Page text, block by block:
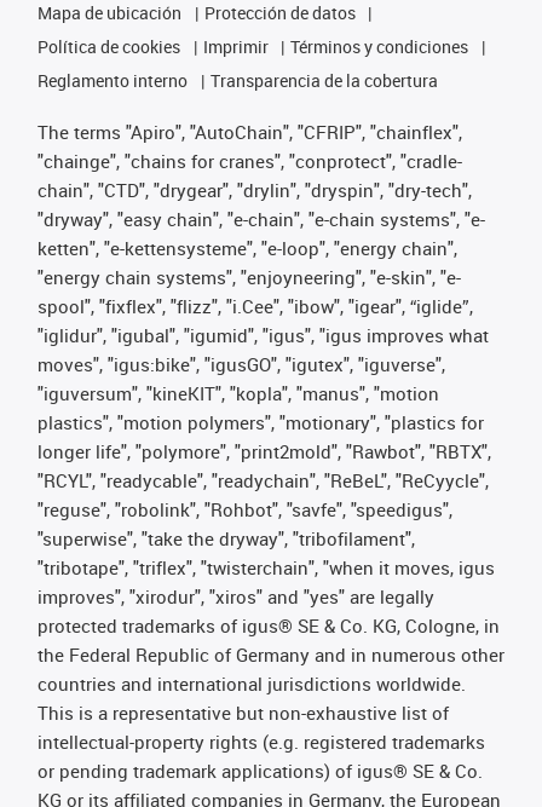
Mapa de ubicación
Protección de datos
Política de cookies
Imprimir
Términos y condiciones
Reglamento interno
Transparencia de la cobertura
The terms "Apiro", "AutoChain", "CFRIP", "chainflex",
"chainge", "chains for cranes", "conprotect", "cradle-
chain", "CTD", "drygear", "drylin", "dryspin", "dry-tech",
"dryway", "easy chain", "e-chain", "e-chain systems", "e-
ketten", "e-kettensysteme", "e-loop", "energy chain",
"energy chain systems", "enjoyneering", "e-skin", "e-
spool", "fixflex", "flizz", "i.Cee", "ibow", "igear", “iglide”,
"iglidur", "igubal", "igumid", "igus", "igus improves what
moves", "igus:bike", "igusGO", "igutex", "iguverse",
"iguversum", "kineKIT", "kopla", "manus", "motion
plastics", "motion polymers", "motionary", "plastics for
longer life", "polymore", "print2mold", "Rawbot", "RBTX",
"RCYL", "readycable", "readychain", "ReBeL", "ReCyycle",
"reguse", "robolink", "Rohbot", "savfe", "speedigus",
"superwise", "take the dryway", "tribofilament",
"tribotape", "triflex", "twisterchain", "when it moves, igus
improves", "xirodur", "xiros" and "yes" are legally
protected trademarks of igus® SE & Co. KG, Cologne, in
the Federal Republic of Germany and in numerous other
countries and international jurisdictions worldwide.
This is a representative but non-exhaustive list of
intellectual-property rights (e.g. registered trademarks
or pending trademark applications) of igus® SE & Co.
KG or its affiliated companies in Germany, the European